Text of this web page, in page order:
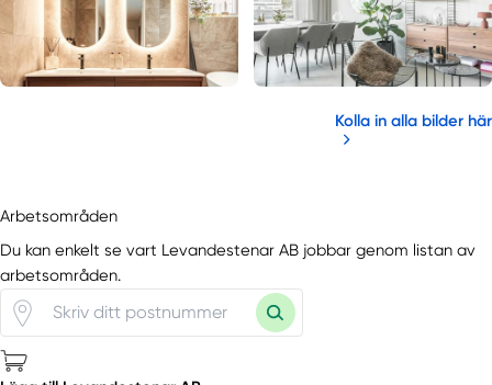
Kolla in alla bilder här
Arbetsområden
Du kan enkelt se vart Levandestenar AB jobbar genom listan av
arbetsområden.